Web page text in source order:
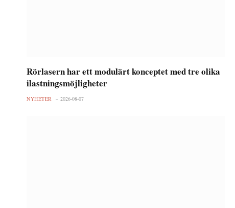
Rörlasern har ett modulärt konceptet med tre olika
ilastningsmöjligheter
NYHETER 2026-08-07